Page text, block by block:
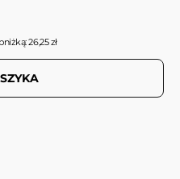
26,25 zł